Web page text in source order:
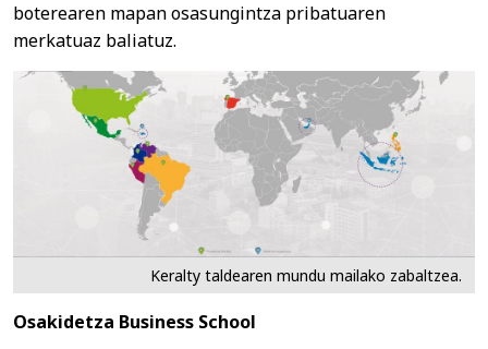
boterearen mapan osasungintza pribatuaren
merkatuaz baliatuz.
Keralty taldearen mundu mailako zabaltzea.
Osakidetza Business School